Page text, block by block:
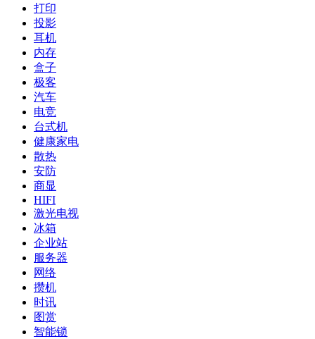
打印
投影
耳机
内存
盒子
极客
汽车
电竞
台式机
健康家电
散热
安防
商显
HIFI
激光电视
冰箱
企业站
服务器
网络
攒机
时讯
图赏
智能锁